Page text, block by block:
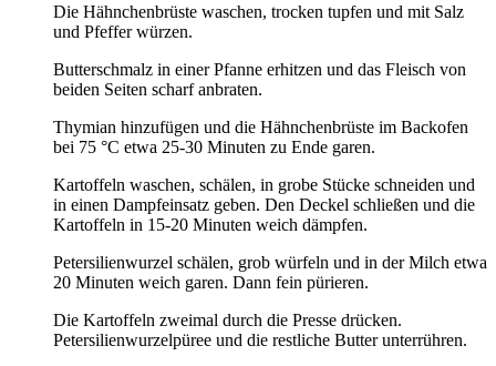
Die Hähnchenbrüste waschen, trocken tupfen und mit Salz
und Pfeffer würzen.
Butterschmalz in einer Pfanne erhitzen und das Fleisch von
beiden Seiten scharf anbraten.
Thymian hinzufügen und die Hähnchenbrüste im Backofen
bei 75 °C etwa 25-30 Minuten zu Ende garen.
Kartoffeln waschen, schälen, in grobe Stücke schneiden und
in einen Dampfeinsatz geben. Den Deckel schließen und die
Kartoffeln in 15-20 Minuten weich dämpfen.
Petersilienwurzel schälen, grob würfeln und in der Milch etwa
20 Minuten weich garen. Dann fein pürieren.
Die Kartoffeln zweimal durch die Presse drücken.
Petersilienwurzelpüree und die restliche Butter unterrühren.